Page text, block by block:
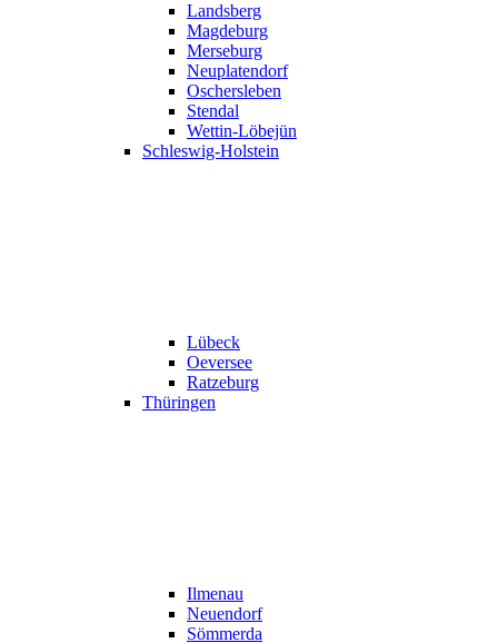
Landsberg
Magdeburg
Merseburg
Neuplatendorf
Oschersleben
Stendal
Wettin-Löbejün
Schleswig-Holstein
Lübeck
Oeversee
Ratzeburg
Thüringen
Ilmenau
Neuendorf
Sömmerda